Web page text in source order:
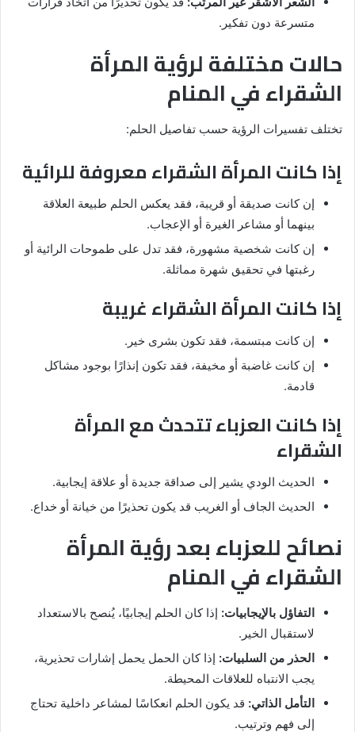
متسرعة دون تفكير.
حالات مختلفة لرؤية المرأة
الشقراء في المنام
تختلف تفسيرات الرؤية حسب تفاصيل الحلم:
إذا كانت المرأة الشقراء معروفة للرائية
إن كانت صديقة أو قريبة، فقد يعكس الحلم طبيعة العلاقة
بينهما أو مشاعر الغيرة أو الإعجاب.
إن كانت شخصية مشهورة، فقد تدل على طموحات الرائية أو
رغبتها في تحقيق شهرة مماثلة.
إذا كانت المرأة الشقراء غريبة
إن كانت مبتسمة، فقد تكون بشرى خير.
إن كانت غاضبة أو مخيفة، فقد تكون إنذارًا بوجود مشاكل
قادمة.
إذا كانت العزباء تتحدث مع المرأة
الشقراء
الحديث الودي يشير إلى صداقة جديدة أو علاقة إيجابية.
الحديث الجاف أو الغريب قد يكون تحذيرًا من خيانة أو خداع.
نصائح للعزباء بعد رؤية المرأة
الشقراء في المنام
التفاؤل بالإيجابيات: إذا كان الحلم إيجابيًا، يُنصح بالاستعداد
لاستقبال الخير.
الحذر من السلبيات: إذا كان الحمل يحمل إشارات تحذيرية،
يجب الانتباه للعلاقات المحيطة.
التأمل الذاتي: قد يكون الحلم انعكاسًا لمشاعر داخلية تحتاج
إلى فهم وترتيب.